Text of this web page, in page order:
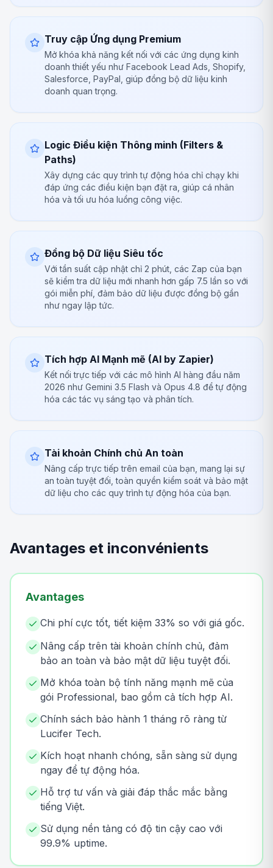
Truy cập Ứng dụng Premium
Mở khóa khả năng kết nối với các ứng dụng kinh
doanh thiết yếu như Facebook Lead Ads, Shopify,
Salesforce, PayPal, giúp đồng bộ dữ liệu kinh
doanh quan trọng.
Logic Điều kiện Thông minh (Filters &
Paths)
Xây dựng các quy trình tự động hóa chỉ chạy khi
đáp ứng các điều kiện bạn đặt ra, giúp cá nhân
hóa và tối ưu hóa luồng công việc.
Đồng bộ Dữ liệu Siêu tốc
Với tần suất cập nhật chỉ 2 phút, các Zap của bạn
sẽ kiểm tra dữ liệu mới nhanh hơn gấp 7.5 lần so với
gói miễn phí, đảm bảo dữ liệu được đồng bộ gần
như ngay lập tức.
Tích hợp AI Mạnh mẽ (AI by Zapier)
Kết nối trực tiếp với các mô hình AI hàng đầu năm
2026 như Gemini 3.5 Flash và Opus 4.8 để tự động
hóa các tác vụ sáng tạo và phân tích.
Tài khoản Chính chủ An toàn
Nâng cấp trực tiếp trên email của bạn, mang lại sự
an toàn tuyệt đối, toàn quyền kiểm soát và bảo mật
dữ liệu cho các quy trình tự động hóa của bạn.
Avantages et inconvénients
Avantages
Chi phí cực tốt, tiết kiệm 33% so với giá gốc.
Nâng cấp trên tài khoản chính chủ, đảm
bảo an toàn và bảo mật dữ liệu tuyệt đối.
Mở khóa toàn bộ tính năng mạnh mẽ của
gói Professional, bao gồm cả tích hợp AI.
Chính sách bảo hành 1 tháng rõ ràng từ
Lucifer Tech.
Kích hoạt nhanh chóng, sẵn sàng sử dụng
ngay để tự động hóa.
Hỗ trợ tư vấn và giải đáp thắc mắc bằng
tiếng Việt.
Sử dụng nền tảng có độ tin cậy cao với
99.9% uptime.